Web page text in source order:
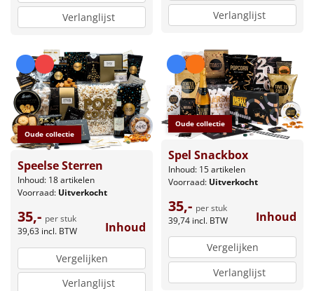
Verlanglijst
Verlanglijst
Oude collectie
Speelse Sterren
Inhoud: 18 artikelen
Voorraad: Uitverkocht
35,- per stuk
39,63 incl. BTW Inhoud
Vergelijken
Verlanglijst
Oude collectie
Spel Snackbox
Inhoud: 15 artikelen
Voorraad: Uitverkocht
35,- per stuk
39,74 incl. BTW Inhoud
Vergelijken
Verlanglijst